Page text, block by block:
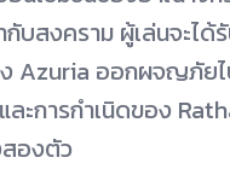
บสงคราม ผู้เล่นจะได้
Azuria ออกผจญภัยไ
ะการกำเนิดของ
องตัว